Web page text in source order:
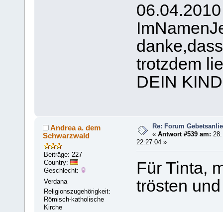
trotzdem
DEIN
Andrea a. dem
Schwarzwald
Beiträge: 227
Country:
Geschlecht:
Verdana
Religionszugehörigkeit:
Römisch-katholische
Kirche
Re: Forum
«Antwort #539 am:
22:27:04 »
Für Tinta,
trösten